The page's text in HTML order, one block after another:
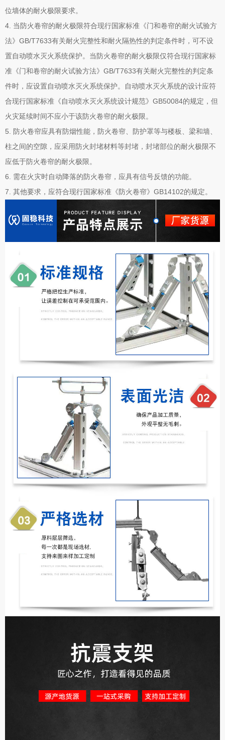
位墙体的耐火极限要求。
4. 当防火卷帘的耐火极限符合现行国家标准《门和卷帘的耐火试验方
法》GB/T7633有关耐火完整性和耐火隔热性的判定条件时，可不设
置自动喷水灭火系统保护。当防火卷帘的耐火极限仅符合现行国家标
准《门和卷帘的耐火试验方法》GB/T7633有关耐火完整性的判定条
件时，应设置自动喷水灭火系统保护。自动喷水灭火系统的设计应符
合现行国家标准《自动喷水灭火系统设计规范》GB50084的规定，但
火灾延续时间不应小于该防火卷帘的耐火极限。
5. 防火卷帘应具有防烟性能，防火卷帘、防护罩等与楼板、梁和墙、
柱之间的空隙，应采用防火封堵材料等封堵，封堵部位的耐火极限不
应低于防火卷帘的耐火极限。
6. 需在火灾时自动降落的防火卷帘，应具有信号反馈的功能。
7. 其他要求，应符合现行国家标准《防火卷帘》GB14102的规定。